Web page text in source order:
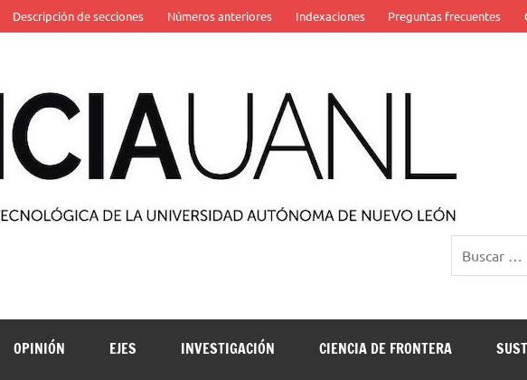
Descripción de secciones Números anteriores Indexaciones Preguntas frecuentes
OPINIÓN EJES INVESTIGACIÓN CIENCIA DE FRONTERA